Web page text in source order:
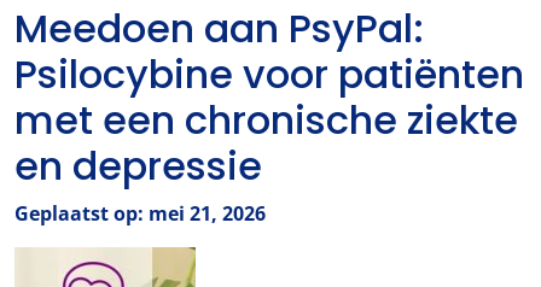
Meedoen aan PsyPal:
Psilocybine voor patiënten
met een chronische ziekte
en depressie
Geplaatst op: mei 21, 2026